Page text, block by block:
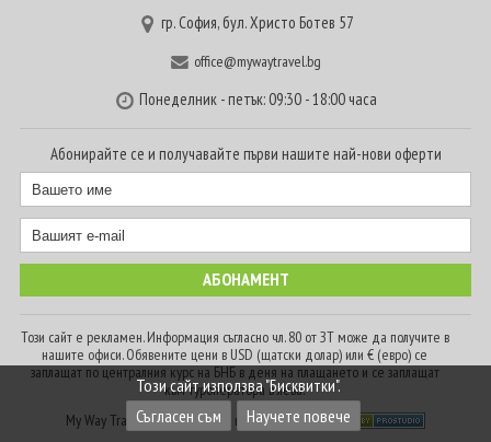
гр. София, бул. Христо Ботев 57
office@mywaytravel.bg
Понеделник - петък: 09:30 - 18:00 часа
Абонирайте се и получавайте първи нашите най-нови оферти
Този сайт е рекламен. Информация съгласно чл. 80 от ЗТ може да получите в
нашите офиси. Обявените цени в USD (щатски долар) или € (евро) се
заплащат по централния курс на БНБ в деня на плащането и се заплащат
към туроператора в лева.
My Way Travel © 2016. Всички права запазени
Този сайт използва "Бисквитки".
Съгласен съм
Научете повече